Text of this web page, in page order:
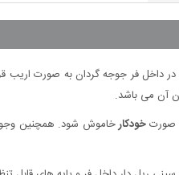
ممکن می سازد. در داخل فر جوجه گردان به صورت
آن می باشد.
صورتخودکارخاموش شود. همچنین